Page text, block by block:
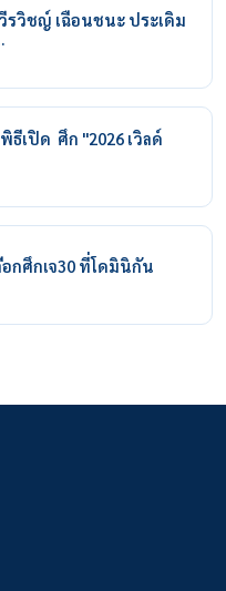
วิชญ์ เฉือนชนะ ประเดิม
ธีเปิด ศึก "2026 เวิลด์
กศึกเจ30 ที่โดมินิกัน